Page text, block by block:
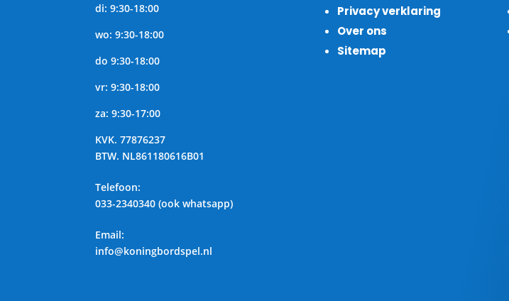
di: 9:30-18:00
wo: 9:30-18:00
do 9:30-18:00
vr: 9:30-18:00
za: 9:30-17:00
KVK. 77876237
BTW. NL861180616B01
Telefoon:
033-2340340 (ook whatsapp)
Email:
info@koningbordspel.nl
Privacy verklaring
Over ons
Sitemap